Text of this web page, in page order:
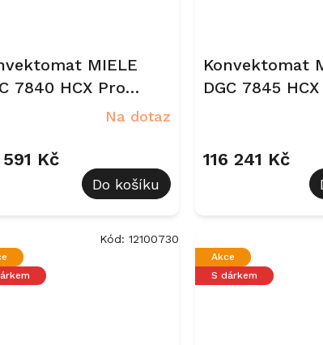
MIELE
7840 HCX Pro
Na dotaz
591 Kč
Do košíku
Konvektomat
DGC 7845
Gala Edition
116 241 Kč
Kód: 12100730
Akce
S dárkem